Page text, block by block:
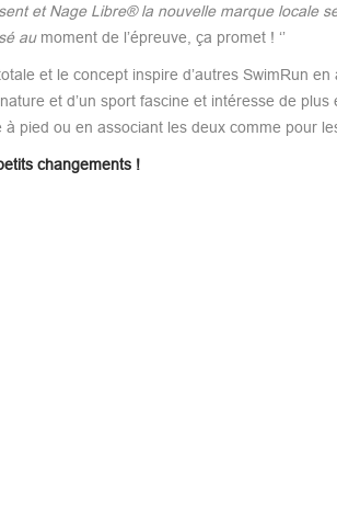
et Nage Libre® la nouvelle marque locale
aumoment de l’épreuve, ça promet ! ‘’
et le concept inspire d’autres SwimRun
et d’un sport fascine et intéresse de
pied ou en associant les deux comme pour
changements !